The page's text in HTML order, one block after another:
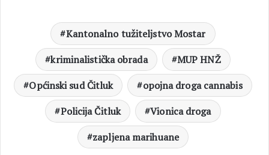
Kantonalno tužiteljstvo Mostar
kriminalistička obrada
MUP HNŽ
Općinski sud Čitluk
opojna droga cannabis
Policija Čitluk
Vionica droga
zapljena marihuane